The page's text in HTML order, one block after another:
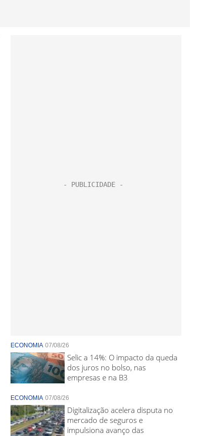
ECONOMIA 07/08/26
Selic a 14%: O impacto da queda
dos juros no bolso, nas
empresas e na B3
ECONOMIA 07/08/26
Digitalização acelera disputa no
mercado de seguros e
impulsiona avanço das